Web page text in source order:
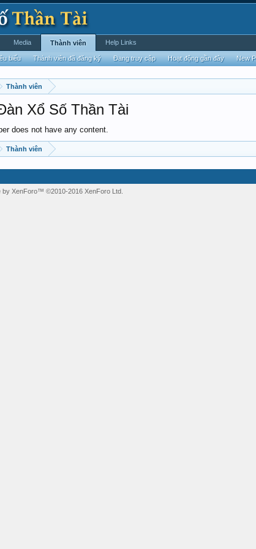
Thành viên
Xổ Số Thần Tài
does not have any content.
Thành viên
Media Thành viên
biểu Thành viên đã đăng ký Đang truy cập Hoạt động gần đây New
Help Links
by XenForo™ ©2010-2016 XenForo Ltd.